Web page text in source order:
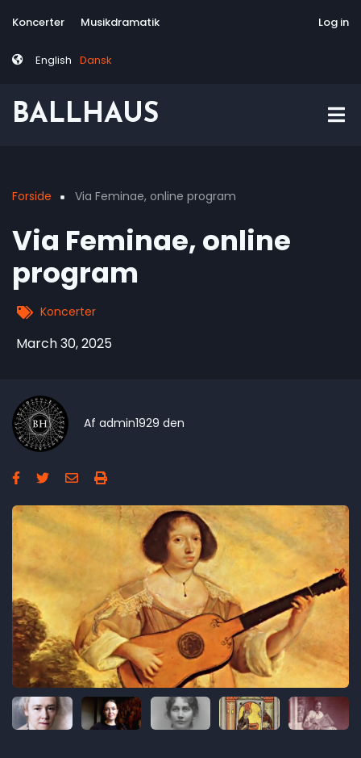
to
content
Tag
Koncerter Musikdramatik Via Artis
English Dansk
Log in
BALLHAUS
Breadcrumb
Forside Via Feminae, online program
Via Feminae, online
program
Koncerter
March 30, 2025
Af admin1929 den